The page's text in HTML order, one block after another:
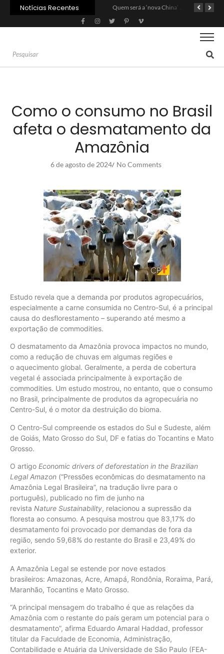
Notícias Recentes Quem será a ‘nova China’ do agro quando o apetite de Pequim acabar?
Como o consumo no Brasil
afeta o desmatamento da
Amazônia
6 de agosto de 2024/ No Comments
Estudo revela que a demanda por produtos agropecuários,
especialmente a carne consumida no Centro-Sul, é a principal
causa do desflorestamento – superando até mesmo a
exportação de commodities.
O desmatamento da Amazônia provoca impactos no mundo,
como a redução de chuvas em algumas regiões e
o aquecimento global. Geralmente, a perda de cobertura
vegetal é associada principalmente à exportação de
commodities. Um estudo mostrou, no entanto, que o consumo
no Brasil, principalmente de produtos da agropecuária no
Centro-Sul, é o motor da destruição do bioma.
O Centro-Sul compreende os estados do Sul e Sudeste, além
de Goiás, Mato Grosso do Sul, DF e fatias do Tocantins e Mato
Grosso.
O artigo Economic drivers of deforestation in the Brazilian
Legal Amazon (“Pressões econômicas do desmatamento na
Amazônia Legal Brasileira”, na tradução livre para o
português), publicado no fim de junho na
revista Nature Sustainability, relacionou a supressão da
floresta ao consumo. A pesquisa mostrou que 83,17% do
desmatamento foi provocado por demandas de fora da
região, sendo 59,68% do restante do Brasil e 23,49% do
exterior.
A Amazônia Legal se estende por nove estados
brasileiros: Amazonas, Acre, Amapá, Rondônia, Roraima, Pará,
Maranhão, Tocantins e Mato Grosso.
“A principal mensagem do trabalho é que as relações da
Amazônia com o restante do país geram um potencial para o
desmatamento”, afirma Eduardo Amaral Haddad, professor
titular da Faculdade de Economia, Administração,
Contabilidade e Atuária da Universidade de São Paulo (FEA-